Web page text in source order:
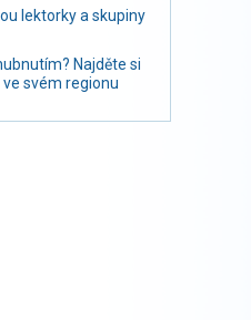
lektorky a skupiny
Najděte si
svém regionu